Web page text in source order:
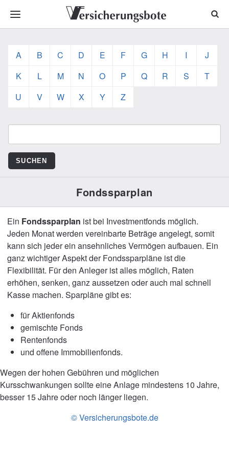
A B C D E F G H I
J
K
L M N O P Q R S
T
U
V W X Y Z
Fondssparplan
Ein Fondssparplan ist bei Investmentfonds möglich.
Jeden Monat werden vereinbarte Beträge angelegt, somit
kann sich jeder ein ansehnliches Vermögen aufbauen. Ein
ganz wichtiger Aspekt der Fondssparpläne ist die
Flexibilität. Für den Anleger ist alles möglich, Raten
erhöhen, senken, ganz aussetzen oder auch mal schnell
Kasse machen. Sparpläne gibt es:
für Aktienfonds
gemischte Fonds
Rentenfonds
und offene Immobilienfonds.
Wegen der hohen Gebühren und möglichen
Kursschwankungen sollte eine Anlage mindestens 10 Jahre,
besser 15 Jahre oder noch länger liegen.
© Versicherungsbote.de